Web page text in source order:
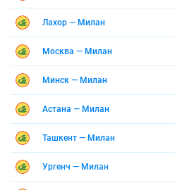
Лахор — Милан
Москва — Милан
Минск — Милан
Астана — Милан
Ташкент — Милан
Ургенч — Милан